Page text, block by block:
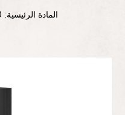
المادة الرئيسية: 4130 4140 4330 4340 8620 8630